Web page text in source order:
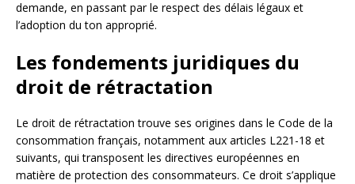
demande, en passant par le respect des délais légaux et
l’adoption du ton approprié.
Les fondements juridiques du
droit de rétractation
Le droit de rétractation trouve ses origines dans le Code de la
consommation français, notamment aux articles L221-18 et
suivants, qui transposent les directives européennes en
matière de protection des consommateurs. Ce droit s’applique